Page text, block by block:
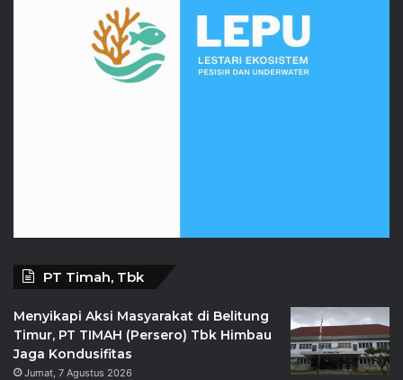
PT Timah, Tbk
Menyikapi Aksi Masyarakat di Belitung
Timur, PT TIMAH (Persero) Tbk Himbau
Jaga Kondusifitas
Jumat, 7 Agustus 2026